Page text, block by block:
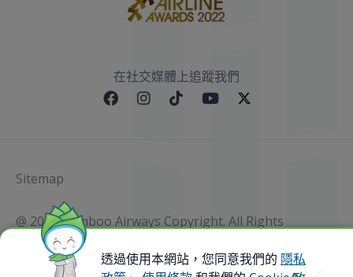
在社交媒體上追蹤我們
Sitemap
@ 2023 Bamboo Airways Copyright. All Rights
Reserved.
Business Registration Code: 010786737
透過使用本網站，您同意我們的 隱私